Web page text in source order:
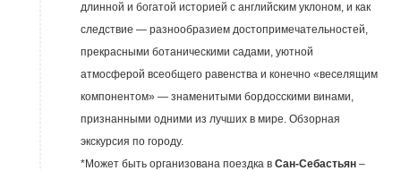
длинной и богатой историей с английским уклоном, и как
следствие — разнообразием достопримечательностей,
прекрасными ботаническими садами, уютной
атмосферой всеобщего равенства и конечно «веселящим
компонентом» — знаменитыми бордосскими винами,
признанными одними из лучших в мире. Обзорная
экскурсия по городу.
*Может быть организована поездка в Сан-Себастьян –